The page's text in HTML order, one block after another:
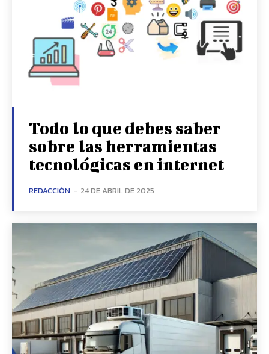
Todo lo que debes saber
sobre las herramientas
tecnológicas en internet
REDACCIÓN - 24 DE ABRIL DE 2025